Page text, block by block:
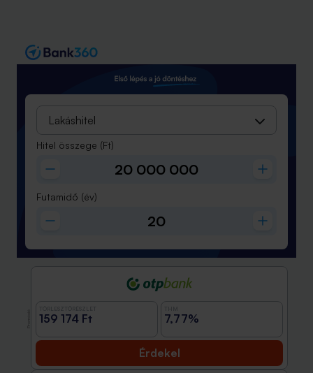
Lakáshitel
Hitel összege (Ft)
Futamidő (év)
159 174 Ft 7,77%
Érdekel